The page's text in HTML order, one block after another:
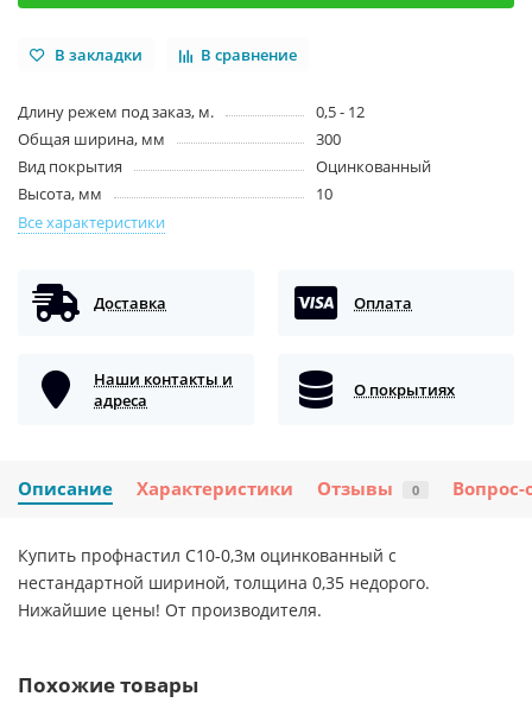
В закладки В сравнение
Длину режем под заказ, м.
0,5 - 12
Общая ширина, мм
300
Вид покрытия
Оцинкованный
Высота, мм
10
Все характеристики
Доставка Оплата
Наши контакты и
адреса
О покрытиях
Описание Характеристики Отзывы 0 Вопрос-
Купить профнастил С10-0,3м оцинкованный с
нестандартной шириной, толщина 0,35 недорого.
Нижайшие цены! От производителя.
Похожие товары